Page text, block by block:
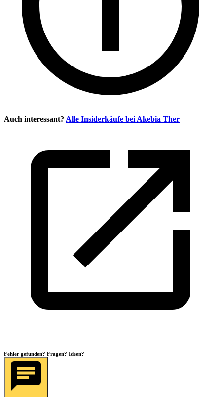
Auch interessant? Alle Insiderkäufe bei Akebia Ther
Fehler gefunden? Fragen? Ideen?